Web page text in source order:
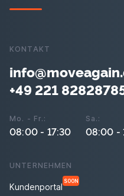
KONTAKT
+49 221
Mo. - Fr.:
08:00 - 17:30
Sa.:
08:00 -
UNTERNEHMEN
Kundenportal
SOON